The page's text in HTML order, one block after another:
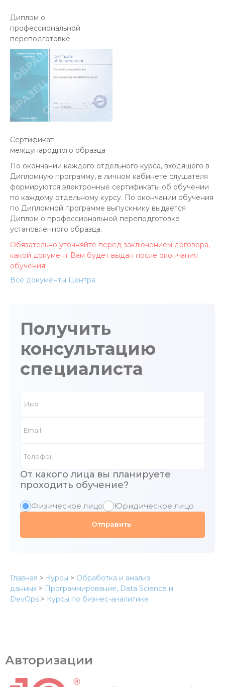
Диплом о
профессиональной
переподготовке
Cертификат
международного образца
По окончании каждого отдельного курса, входящего в
Дипломную программу, в личном кабинете слушателя
формируются электронные сертификаты об обучении
по каждому отдельному курсу. По окончании обучения
по Дипломной программе выпускнику выдается
Диплом о профессиональной переподготовке
установленного образца.
Обязательно уточняйте перед заключением договора,
какой документ Вам будет выдан после окончания
обучения!
Все документы Центра
Получить
консультацию
специалиста
От какого лица вы планируете
проходить обучение?
Физическое лицо Юридическое лицо
Главная > Курсы > Обработка и анализ
данных > Программирование, Data Science и
DevOps > Курсы по бизнес-аналитике
Авторизации